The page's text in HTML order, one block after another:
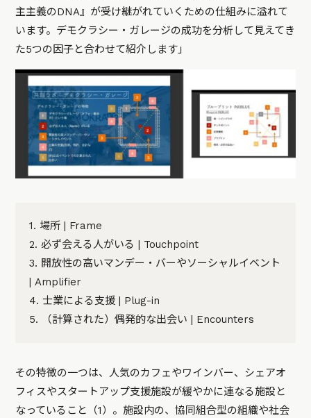
主主義のDNA』が受け継がれていくための仕組みに溢れて
います。デモクラシー・ガレージの成功を分析して見えてき
た5つの因子と合わせて紹介します」
1. 場所 | Frame
2. 必ず会える人がいる | Touchpoint
3. 開放性の高いマンデー・バーやソーシャルイベント
| Amplifier
4. 士業による支援 | Plug-in
5. （計算された）偶発的な出会い | Encounters
その特徴の一つは、人気のカフェやワインバー、シェアオ
フィスやスタートアップ支援施設が緩やかに連なる施設と
なっていること（1）。施設内の、協同組合型の組織や社会